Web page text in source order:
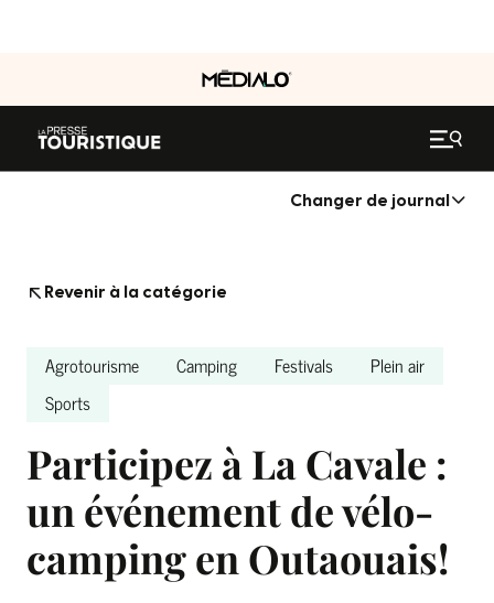
Changer de journal
Revenir à la catégorie
Agrotourisme Camping Festivals
Plein air
Sports
Participez à La Cavale :
un événement de vélo-
camping en Outaouais!